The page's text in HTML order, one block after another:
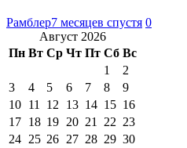
Рамблер7 месяцев спустя 0
Август 2026
Пн Вт Ср Чт Пт Сб Вс
1
2
3
4 5 6 7 8
9
10 11 12 13 14 15 16
17 18 19 20 21 22 23
24 25 26 27 28 29 30